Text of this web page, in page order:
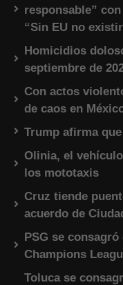
responsable”
“Sin EU no
Homicidios
septiembre de
Con actos
de caos en
Trump afirma
Olinia, el
los mototaxis
Cruz tiende
acuerdo de
PSG se consagró
Champions
Toluca se